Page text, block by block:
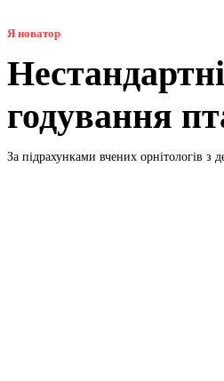
Я новатор
годування
За підрахунками вчених орнітологів з